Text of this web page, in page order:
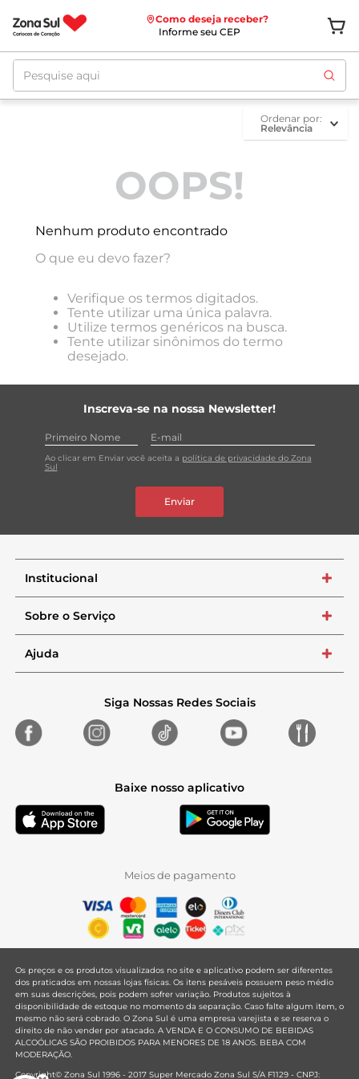
Como deseja receber?
Informe seu CEP
Pesquise aqui
ordenar por
Relevância
OOPS!
Nenhum produto encontrado
O que eu devo fazer?
Verifique os termos digitados.
Tente utilizar uma única palavra.
Utilize termos genéricos na busca.
Tente utilizar sinônimos do termo
desejado.
Inscreva-se na nossa Newsletter!
Ao clicar em Enviar você aceita a política de privacidade do Zona
Sul
Enviar
Institucional +
Sobre o Serviço +
Ajuda +
Siga Nossas Redes Sociais
Baixe nosso aplicativo
Meios de pagamento
Os preços e os produtos visualizados no site e aplicativo podem ser diferentes
dos praticados em nossas lojas físicas. Os itens pesáveis possuem peso médio
em suas descrições, pois podem sofrer variação. Produtos sujeitos à
disponibilidade de estoque no momento da separação. Caso falte algum item, o
mesmo não será cobrado. O Zona Sul é uma empresa varejista e se reserva o
direito de não vender por atacado. A VENDA E O CONSUMO DE BEBIDAS
ALCOÓLICAS SÃO PROIBIDOS PARA MENORES DE 18 ANOS. BEBA COM
MODERAÇÃO.
Copyright© Zona Sul 1996 - 2017 Super Mercado Zona Sul S/A F1129 - CNPJ: